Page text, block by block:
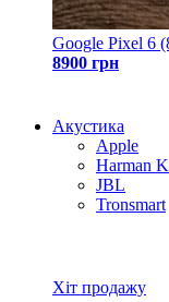
Google Pixel 6
8900 грн
Акустика
Apple
Harman
JBL
Tronsmart
Хіт продажу